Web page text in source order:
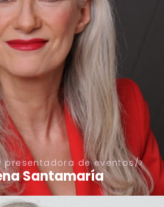
presentadora de eventos
Santamaría